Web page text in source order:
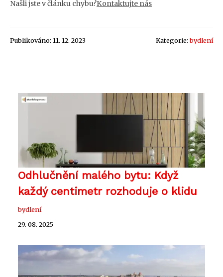
Našli jste v článku chybu?Kontaktujte nás
Publikováno: 11. 12. 2023 Kategorie:bydlení
Odhlučnění malého bytu: Když
každý centimetr rozhoduje o klidu
bydlení
29. 08. 2025